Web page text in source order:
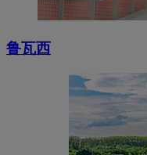
鲁瓦西